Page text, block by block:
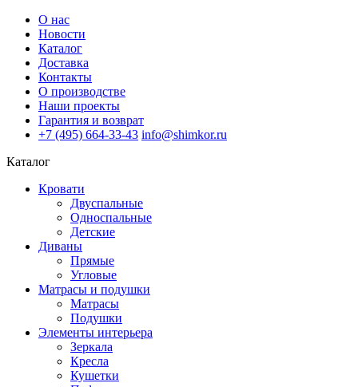
О нас
Новости
Каталог
Доставка
Контакты
О производстве
Наши проекты
Гарантия и возврат
+7 (495) 664-33-43 info@shimkor.ru
Каталог
Кровати
Двуспальные
Односпальные
Детские
Диваны
Прямые
Угловые
Матрасы и подушки
Матрасы
Подушки
Элементы интерьера
Зеркала
Кресла
Кушетки